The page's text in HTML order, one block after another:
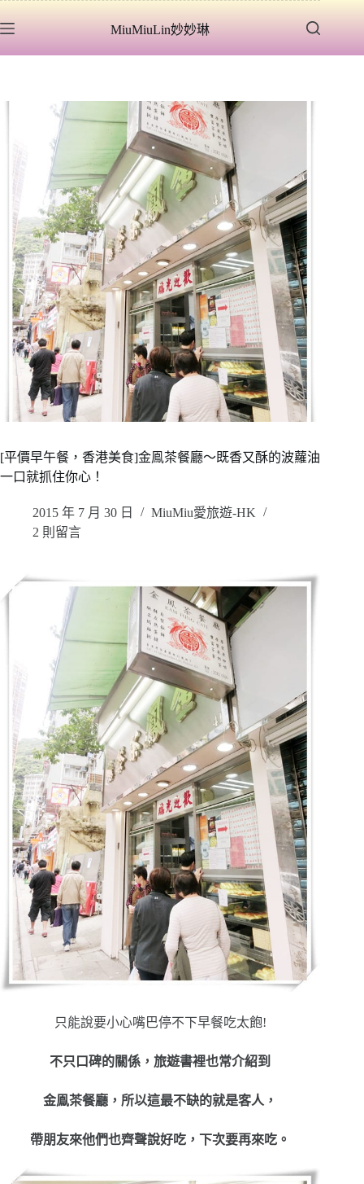
至
MiuMiuLin妙妙琳
[平價早午餐，香港美食]金鳯茶餐廳～既香又酥的波蘿油
一口就抓住你心！
2015 年 7 月 30 日
MiuMiu愛旅遊-HK
2 則留言
只能說要小心嘴巴停不下早餐吃太飽!
不只口碑的關係，旅遊書裡也常介紹到
金鳯茶餐廳，所以這最不缺的就是客人，
帶朋友來他們也齊聲說好吃，下次要再來吃。